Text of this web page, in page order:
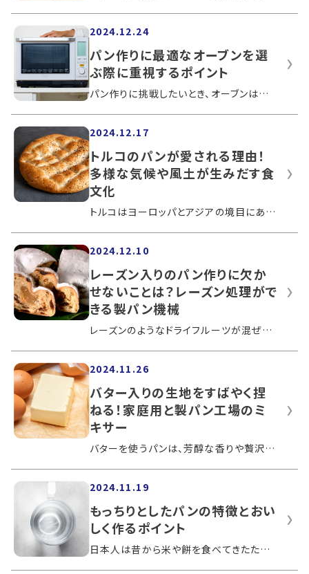
2024.12.24
パン作りに最適なオーブンを選
ぶ際に重視するポイント
パン作りに挑戦したいとき、オーブンは欠かせない機械のひとつです。オーブンはさまざまな機能があるため、選び方で悩む人は多いでしょう。...
2024.12.17
トルコのパンが愛される理由！
多様な気候や風土が生みだす食
文化
トルコはヨーロッパとアジアの境目にあり、多様な文化の影響を受けている国です。世界三大料理に数えられるトルコ料理は、幅広い地域の食文...
2024.12.10
レーズン入りのパン作りに欠か
せないことは？レーズン処理がで
きる製パン機械
レーズンのようなドライフルーツが混ぜ込まれたパンは、爽やかな酸味がアクセントとなります。レーズン入りのパン作りでは、準備や混ぜ込み...
2024.11.26
バター入りの生地をすばやく捏
ねる！家庭用と製パン工場のミ
キサー
バターを使うパンは、芳醇な香りや贅沢な味わいを楽しめます。バターを生地に混ぜ込む作業は、タイミングや温度管理が課題となるためミキサ...
2024.11.19
もっちりとしたパンの特徴とおい
しく作るポイント
日本人は昔から米や餅を食べてきたため、もっちりとした食感は食文化に根付いており、多くの人に愛されています。弾力感があり食べ応えを感...